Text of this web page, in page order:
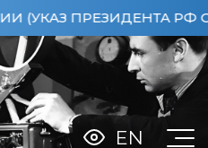
ПРЕЗИДЕНТА РФ ОТ
EN